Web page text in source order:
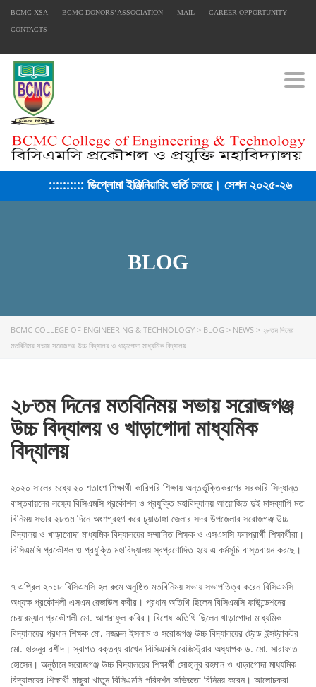
BCMC XSA BCMC DONORS’ ASSOCIATION MAIL CAREER OPPORTUNITY
CONTACTS
ইঞ্জিনিয়ারিং ভর্তি চলছে। সেশন ২০২৫-২৬ ::::::::::
BLOG
BCMC COLLEGE OF ENGINEERING & TECHNOLOGY > BLOG > NEWS > ২৮তম দিনের
মতবিনিময় সভায় সরোজগঞ্জ উচ্চ বিদ্যালয় ও খাড়াগোদা মাধ্যমিক বিদ্যালয়
২৮তম দিনের মতবিনিময় সভায় সরোজগঞ্জ
উচ্চ বিদ্যালয় ও খাড়াগোদা মাধ্যমিক
বিদ্যালয়
২০২০ সালের মধ্যে ২০ শতাংশ শিক্ষার্থী কারিগরি শিক্ষায় অন্তর্ভুক্তিকরণের সরকারি সিদ্ধান্ত
বাস্তবায়নের লক্ষ্যে বিসিএমসি প্রকৌশল ও প্রযুক্তি মহাবিদ্যালয় আয়োজিত দুই মাসব্যাপি মত
বিনিময় সভার ২৮তম দিনে অংশগ্রহণ করে চুয়াডাঙ্গা জেলার সদর উপজেলার সরোজগঞ্জ উচ্চ
বিদ্যালয় ও খাড়াগোদা মাধ্যমিক বিদ্যালয়ের সম্মানিত শিক্ষক ও এসএসসি ফলপ্রার্থী শিক্ষার্থীরা।
বিসিএমসি প্রকৌশল ও প্রযুক্তি মহাবিদ্যালয় স্বপ্রণোদিত হয়ে এ কর্মসূচি বাস্তবায়ন করছে।
৭ এপ্রিল ২০১৮ বিসিএমসি হল রুমে অনুষ্ঠিত মতবিনিময় সভায় সভাপতিত্ব করেন বিসিএমসি
অধ্যক্ষ প্রকৌশলী এসএম রেজাউল কবীর। প্রধান অতিথি ছিলেন বিসিএমসি ফাউন্ডেশনের
চেয়ারম্যান প্রকৌশলী মো. আশরাফুল কবির। বিশেষ অতিথি ছিলেন খাড়াগোদা মাধ্যমিক
বিদ্যালয়ের প্রধান শিক্ষক মো. নজরুল ইসলাম ও সরোজগঞ্জ উচ্চ বিদ্যালয়ের ট্রেড ইন্সট্রাকটর
মো. হারুনুর রশীদ। স্বাগত বক্তব্য রাখেন বিসিএমসি রেজিস্ট্রার অধ্যাপক ড. মো. সারাফাত
হোসেন। অনুষ্ঠানে সরোজগঞ্জ উচ্চ বিদ্যালয়ের শিক্ষার্থী সোহানুর রহমান ও খাড়াগোদা মাধ্যমিক
বিদ্যালয়ের শিক্ষার্থী মাছুরা খাতুন বিসিএমসি পরিদর্শন অভিজ্ঞতা বিনিময় করেন। আলোচকরা